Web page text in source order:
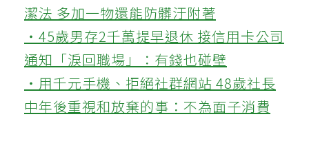
潔法 多加一物還能防髒汙附著
‧45歲男存2千萬提早退休 接信用卡公司
通知「淚回職場」：有錢也碰壁
‧用千元手機、拒絕社群網站 48歲社長
中年後重視和放棄的事：不為面子消費